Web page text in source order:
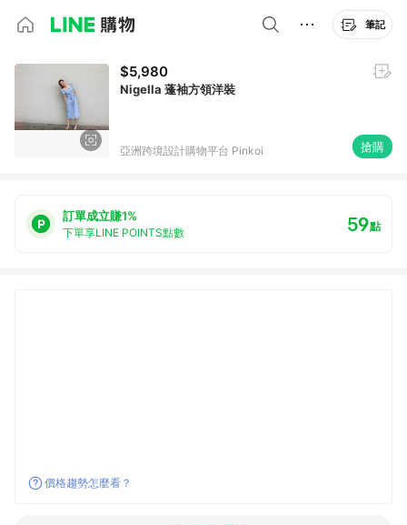
筆記
$5,980
Nigella 蓬袖方領洋裝
亞洲跨境設計購物平台 Pinkoi 搶購
訂單成立賺1%
下單享LINE POINTS點數 59點
價格趨勢怎麼看？